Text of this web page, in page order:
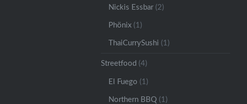
Nickis Essbar(2)
Phönix (1)
ThaiCurrySushi (1)
Streetfood (4)
El Fuego (1)
Northern BBQ (1)